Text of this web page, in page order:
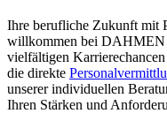
Ihre berufliche Zukunft mit
willkommen bei DAHMEN
vielfältigen
die direkte
unserer individuellen
Ihren Stärken und